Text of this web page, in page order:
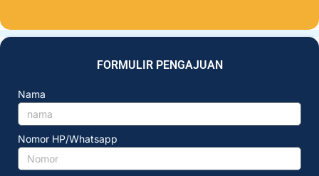
FORMULIR PENGAJUAN
Nama
Nomor HP/Whatsapp